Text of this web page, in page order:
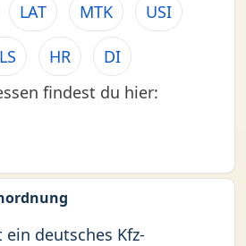
LAT MTK USI
HR
DI
findest du hier:
ein deutsches Kfz-